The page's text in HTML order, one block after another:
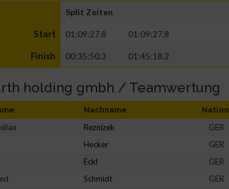
Split Zeiten
Start 01:09:27.8 01:09:27.8
Finish 00:35:50.3 01:45:18.2
holding gmbh / Teamwertung
Nachname Nation
Reznizek GER
Hecker GER
Eckl GER
Schmidt GER